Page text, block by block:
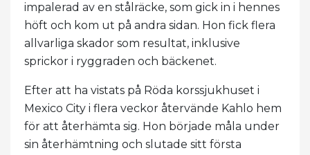
impalerad av en stålräcke, som gick in i hennes
höft och kom ut på andra sidan. Hon fick flera
allvarliga skador som resultat, inklusive
sprickor i ryggraden och bäckenet.
Efter att ha vistats på Röda korssjukhuset i
Mexico City i flera veckor återvände Kahlo hem
för att återhämta sig. Hon började måla under
sin återhämtning och slutade sitt första